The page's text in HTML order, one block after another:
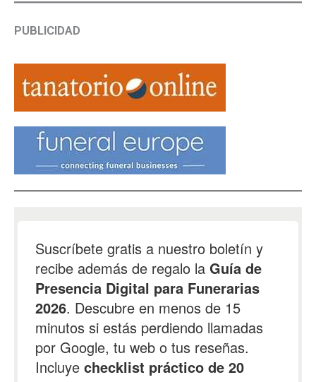
PUBLICIDAD